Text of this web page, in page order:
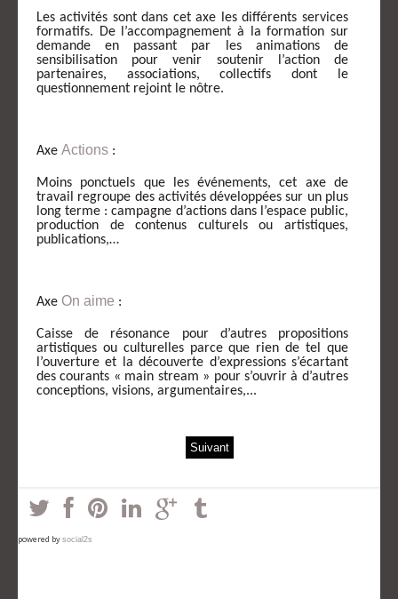
Les activités sont dans cet axe les différents services
formatifs. De l’accompagnement à la formation sur
demande en passant par les animations de
sensibilisation pour venir soutenir l’action de
partenaires, associations, collectifs dont le
questionnement rejoint le nôtre.
Axe Actions :
Moins ponctuels que les événements, cet axe de
travail regroupe des activités développées sur un plus
long terme : campagne d’actions dans l’espace public,
production de contenus culturels ou artistiques,
publications,…
Axe On aime :
Caisse de résonance pour d’autres propositions
artistiques ou culturelles parce que rien de tel que
l’ouverture et la découverte d’expressions s’écartant
des courants « main stream » pour s’ouvrir à d’autres
conceptions, visions, argumentaires,...
Suivant
powered by social2s